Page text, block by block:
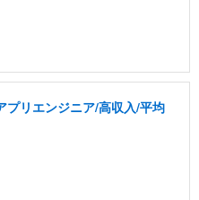
プリエンジニア/高収入/平均